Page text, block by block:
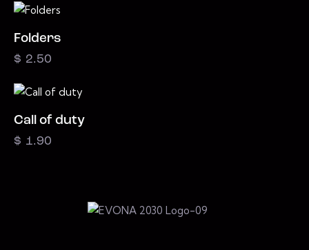
Folders
$ 2.50
Call of duty
$ 1.90